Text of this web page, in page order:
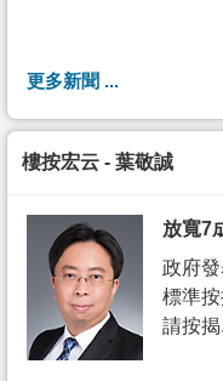
更多新聞 ...
樓按宏云 - 葉敬誠
放寬7
政府
標準
請按揭